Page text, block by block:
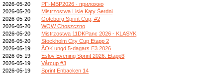
2026-05-20
РП-МВР2026 - приложно
2026-05-20
Mistrzostwa Lisie Kąty Śerdni
2026-05-20
Göteborg Sprint Cup, #2
2026-05-20
WOW Choszczno
2026-05-20
Mistrzostwa 11DKPanc 2026 - KLASYK
2026-05-20
Stockholm City Cup Etapp 2
2026-05-19
ÅOK ungd 5-dagars E3 2026
2026-05-19
Eslöv Evening Sprint 2026. Etapp3
2026-05-19
Vårcup #3
2026-05-19
Sprint Enbacken 14